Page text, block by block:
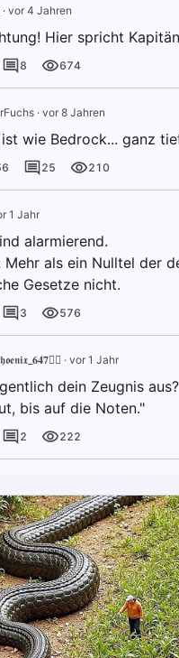
· vor 4 Jahren
Hier spricht
8 674
· vor 8 Jahren
wie Bedrock... ganz
25 210
1 Jahr
alarmierend.
als ein Nulltel der
Gesetze nicht.
3 576
· vor 1 Jahr
dein Zeugnis
bis auf die Noten."
2 222